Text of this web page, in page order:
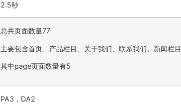
2.5秒
总共页面数量77
主要包含首页、产品栏目、关于我们、联系我们、新闻栏目
其中page页面数量有5
PA3，DA2